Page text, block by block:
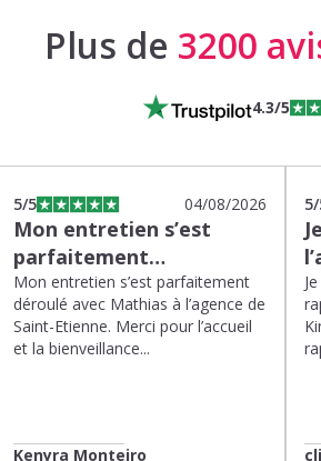
Plus de 3200
4.3/5
5/5 04/08/2026
Mon entretien s’est
parfaitement…
Mon entretien s’est parfaitement
déroulé avec Mathias à l’agence de
Saint-Etienne. Merci pour l’accueil
et la bienveillance...
Kenyra Monteiro
5